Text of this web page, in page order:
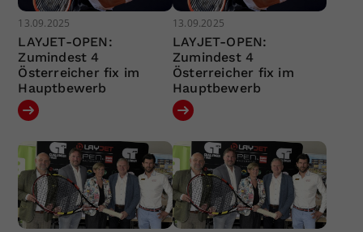
13.09.2025
LAYJET-OPEN:
Zumindest 4
Österreicher fix im
Hauptbewerb
13.09.2025
LAYJET-OPEN:
Zumindest 4
Österreicher fix im
Hauptbewerb